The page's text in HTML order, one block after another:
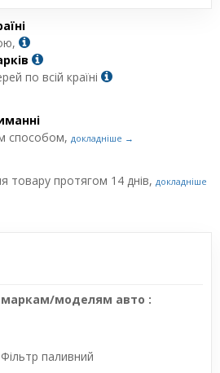
по всій країні
способом, докладніше →
товару протягом 14 днів, докладніше
маркам/моделям авто :
Фільтр паливний